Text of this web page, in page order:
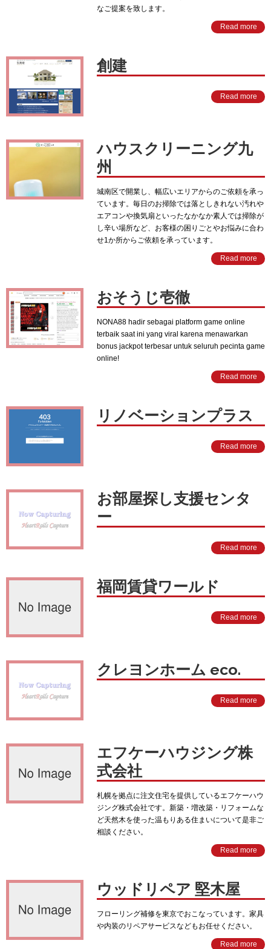
なご提案を致します。
Read more
創建
Read more
ハウスクリーニング九
州
城南区で開業し、幅広いエリアからのご依頼を承っ
ています。毎日のお掃除では落としきれない汚れや
エアコンや換気扇といったなかなか素人では掃除が
し辛い場所など、お客様の困りごとやお悩みに合わ
せ1か所からご依頼を承っています。
Read more
おそうじ壱徹
NONA88 hadir sebagai platform game online
terbaik saat ini yang viral karena menawarkan
bonus jackpot terbesar untuk seluruh pecinta game
online!
Read more
リノベーションプラス
Read more
お部屋探し支援センタ
ー
Read more
福岡賃貸ワールド
Read more
クレヨンホーム eco.
Read more
エフケーハウジング株
式会社
札幌を拠点に注文住宅を提供しているエフケーハウ
ジング株式会社です。新築・増改築・リフォームな
ど天然木を使った温もりある住まいについて是非ご
相談ください。
Read more
ウッドリペア 堅木屋
フローリング補修を東京でおこなっています。家具
や内装のリペアサービスなどもお任せください。
Read more